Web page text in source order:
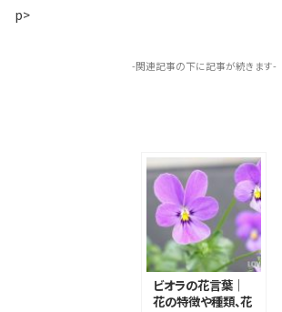
p>
-関連記事の下に記事が続きます-
ビオラの花言葉｜
花の特徴や種類、花